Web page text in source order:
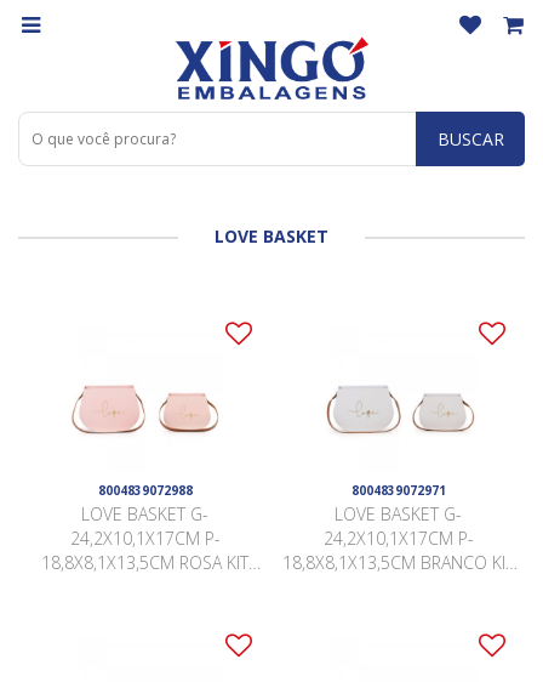
BUSCAR
LOVE BASKET
8004839072988
LOVE BASKET G-
24,2X10,1X17CM P-
18,8X8,1X13,5CM ROSA KIT
8004839072971
LOVE BASKET G-
24,2X10,1X17CM P-
18,8X8,1X13,5CM BRANCO KIT